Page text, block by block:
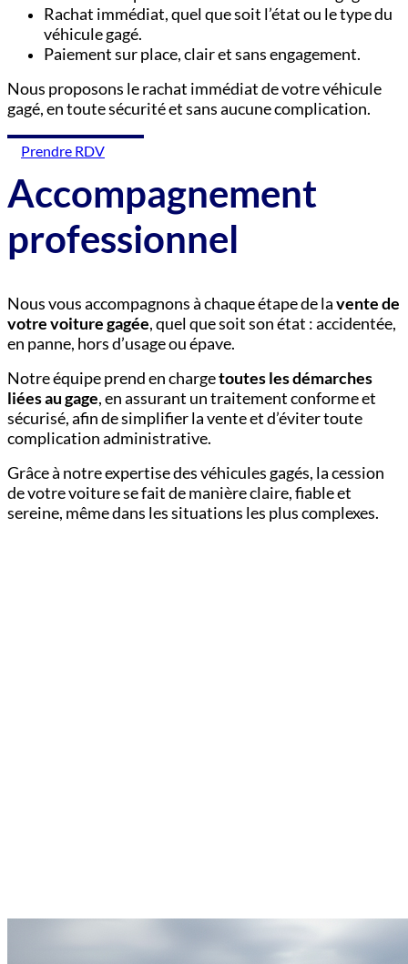
Rachat immédiat, quel que soit l’état ou le type du
véhicule gagé.
Paiement sur place, clair et sans engagement.
Nous proposons le rachat immédiat de votre véhicule
gagé, en toute sécurité et sans aucune complication.
Prendre RDV
Accompagnement
professionnel
Nous vous accompagnons à chaque étape de lavente de
votre voiture gagée, quel que soit son état : accidentée,
en panne, hors d’usage ou épave.
Notre équipe prend en chargetoutes les démarches
liées au gage, en assurant un traitement conforme et
sécurisé, afin de simplifier la vente et d’éviter toute
complication administrative.
Grâce à notre expertise des véhicules gagés, la cession
de votre voiture se fait de manière claire, fiable et
sereine, même dans les situations les plus complexes.